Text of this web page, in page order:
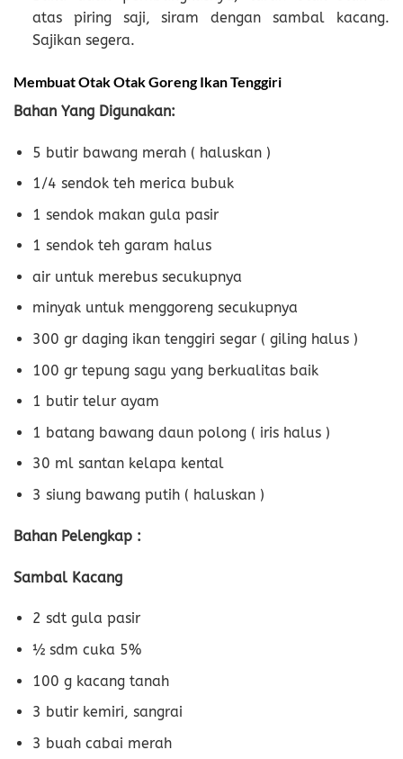
atas piring saji, siram dengan sambal kacang.
Sajikan segera.
Membuat Otak Otak Goreng Ikan Tenggiri
Bahan Yang Digunakan:
5 butir bawang merah ( haluskan )
1/4 sendok teh merica bubuk
1 sendok makan gula pasir
1 sendok teh garam halus
air untuk merebus secukupnya
minyak untuk menggoreng secukupnya
300 gr daging ikan tenggiri segar ( giling halus )
100 gr tepung sagu yang berkualitas baik
1 butir telur ayam
1 batang bawang daun polong ( iris halus )
30 ml santan kelapa kental
3 siung bawang putih ( haluskan )
Bahan Pelengkap :
Sambal Kacang
2 sdt gula pasir
½ sdm cuka 5%
100 g kacang tanah
3 butir kemiri, sangrai
3 buah cabai merah